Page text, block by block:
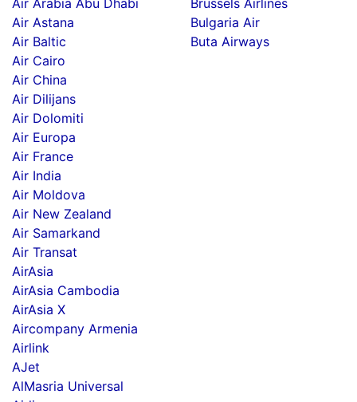
Air Arabia Abu Dhabi
Air Astana
Air Baltic
Air Cairo
Air China
Air Dilijans
Air Dolomiti
Air Europa
Air France
Air India
Air Moldova
Air New Zealand
Air Samarkand
Air Transat
AirAsia
AirAsia Cambodia
AirAsia X
Aircompany Armenia
Airlink
AJet
AlMasria Universal
Brussels Airlines
Bulgaria Air
Buta Airways